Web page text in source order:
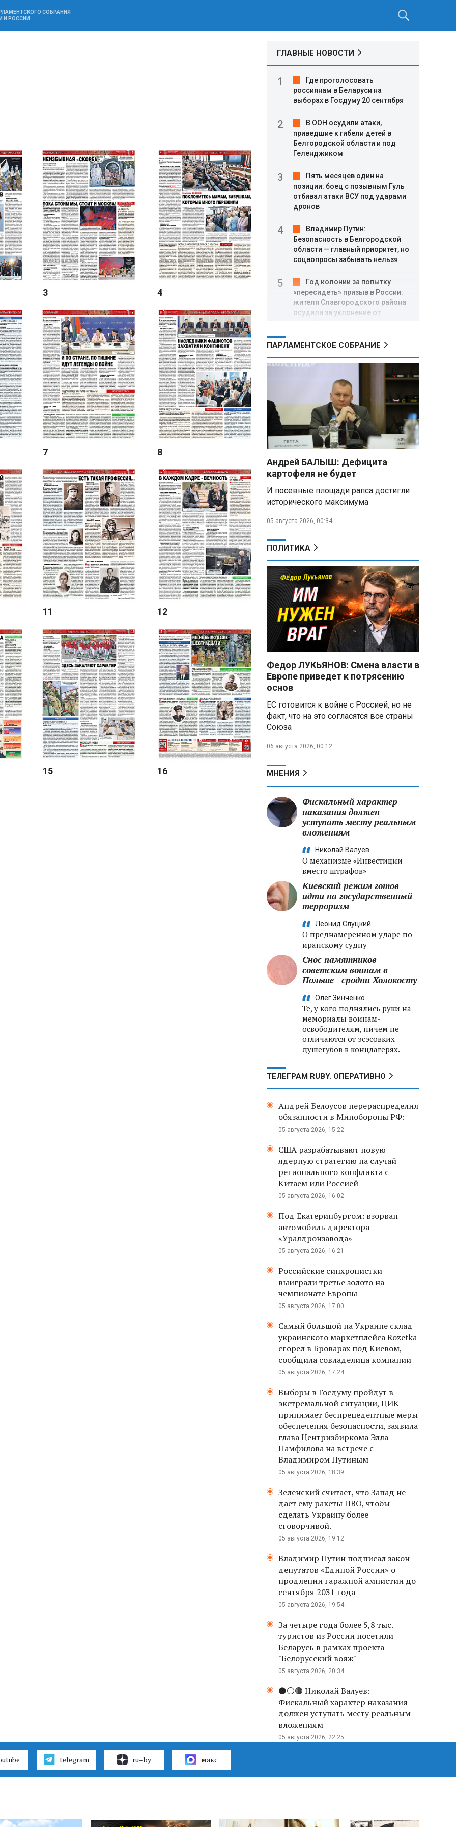
СОБРАНИЯ
И РОССИИ
3 4
7 8
11 12
15 16
ГЛАВНЫЕ НОВОСТИ
Где проголосовать
россиянам в Беларуси на
выборах в Госдуму 20 сентября
В ООН осудили атаки,
приведшие к гибели детей в
Белгородской области и под
Геленджиком
Пять месяцев один на
позиции: боец с позывным Гуль
отбивал атаки ВСУ под ударами
дронов
Владимир Путин:
Безопасность в Белгородской
области — главный приоритет, но
соцвопросы забывать нельзя
Год колонии за попытку
«пересидеть» призыв в России:
жителя Славгородского района
осудили за уклонение от
В Свердловской области
производителя дронов «Упырь»
Российские пловцы
выиграли все золотые медали
первого дня Кубка мира по
зимнему плаванию
Александр Новак:
Независимые АЗС начнут
снабжать топливом через
региональных операторов
Беларусь и Россия
усиливают сотрудничество по
развития
Минобороны РФ:
Рыжевка
Строительство крупнейшего
логцентра Wildberries в
Беларуси идет с опережением
графика
Вячеслав Володин:
Противодействие
мошенничеству и миграционная
политика — приоритеты работы
Госдумы
Владимир Путин запросил у
военного командования оценки
крупные кадровые
Минобороны РФ: новые
военно-строительные
подразделения будут возводить
стране
ПАРЛАМЕНТСКОЕ СОБРАНИЕ
Андрей БАЛЫШ: Дефицита
картофеля не будет
И посевные площади рапса достигли
исторического максимума
05 августа 2026, 00:34
ПОЛИТИКА
Федор ЛУКЬЯНОВ: Смена власти в
Европе приведет к потрясению
основ
ЕС готовится к войне с Россией, но не
факт, что на это согласятся все страны
Союза
06 августа 2026, 00:12
МНЕНИЯ
Фискальный характер
наказания должен
уступать месту реальным
вложениям
Николай Валуев
О механизме «Инвестиции
вместо штрафов»
Киевский режим готов
идти на государственный
терроризм
Леонид Слуцкий
О преднамеренном ударе по
иранскому судну
Снос памятников
советским воинам в
Польше - сродни Холокосту
Олег Зинченко
Те, у кого поднялись руки на
мемориалы воинам-
освободителям, ничем не
отличаются от эсэсовких
душегубов в концлагерях.
ТЕЛЕГРАМ RUBY. ОПЕРАТИВНО
Андрей Белоусов перераспределил
обязанности в Минобороны РФ:
05 августа 2026, 15:22
США разрабатывают новую
ядерную стратегию на случай
регионального конфликта с
Китаем или Россией
05 августа 2026, 16:02
Под Екатеринбургом: взорван
автомобиль директора
«Уралдронзавода»
05 августа 2026, 16:21
Российские синхронистки
выиграли третье золото на
чемпионате Европы
05 августа 2026, 17:00
Самый большой на Украине склад
украинского маркетплейса Rozetka
сгорел в Броварах под Киевом,
сообщила совладелица компании
05 августа 2026, 17:24
Выборы в Госдуму пройдут в
экстремальной ситуации, ЦИК
принимает беспрецедентные меры
обеспечения безопасности, заявила
глава Центризбиркома Элла
Памфилова на встрече с
Владимиром Путиным
05 августа 2026, 18:39
Зеленский считает, что Запад не
дает ему ракеты ПВО, чтобы
сделать Украину более
сговорчивой.
05 августа 2026, 19:12
Владимир Путин подписал закон
депутатов «Единой России» о
продлении гаражной амнистии до
сентября 2031 года
05 августа 2026, 19:54
За четыре года более 5,8 тыс.
туристов из России посетили
Беларусь в рамках проекта
"Белорусский вояж"
05 августа 2026, 20:34
⚫️⚪️🟤 Николай Валуев:
Фискальный характер наказания
должен уступать месту реальным
вложениям
05 августа 2026, 22:25
telegram ru–by макс